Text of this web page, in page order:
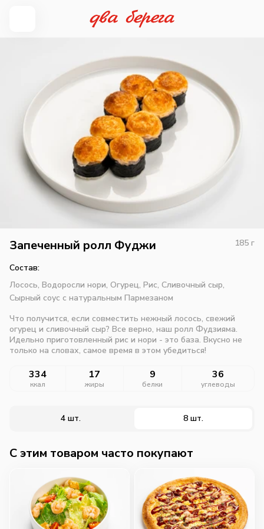
Запеченный ролл Фуджи 185 г
Состав:
Лосось, Водоросли нори, Огурец, Рис, Сливочный сыр,
Сырный соус с натуральным Пармезаном
Что получится, если совместить нежный лосось, свежий
огурец и сливочный сыр? Все верно, наш ролл Фудзияма.
Идельно приготовленный рис и нори - это база. Вкусно не
только на словах, самое время в этом убедиться!
334
ккал
17
жиры
9
белки
36
углеводы
4 шт. 8 шт.
C этим товаром часто покупают